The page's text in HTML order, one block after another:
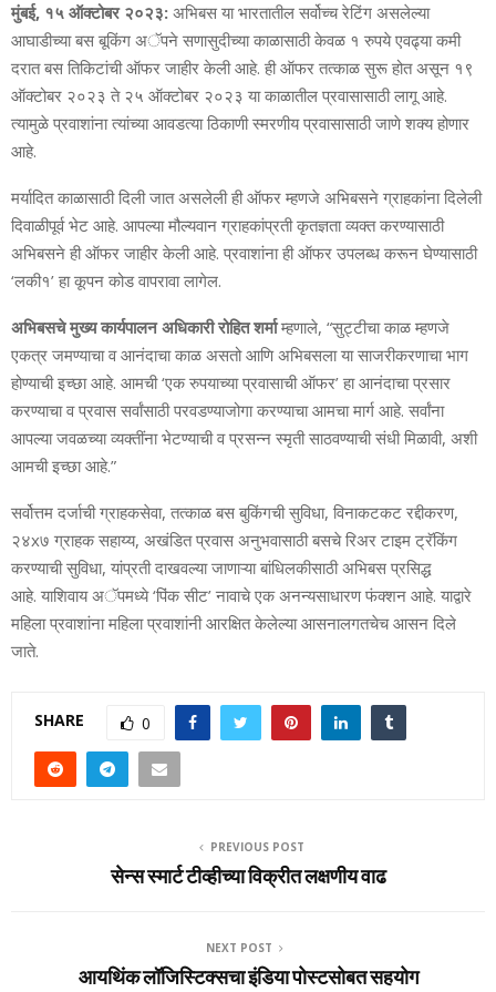
मुंबई, १५ ऑक्टोबर २०२३: अभिबस या भारतातील सर्वोच्च रेटिंग असलेल्या
आघाडीच्या बस बूकिंग अॅपने सणासुदीच्या काळासाठी केवळ १ रुपये एवढ्या कमी
दरात बस तिकिटांची ऑफर जाहीर केली आहे. ही ऑफर तत्काळ सुरू होत असून १९
ऑक्टोबर २०२३ ते २५ ऑक्टोबर २०२३ या काळातील प्रवासासाठी लागू आहे.
त्यामुळे प्रवाशांना त्यांच्या आवडत्या ठिकाणी स्मरणीय प्रवासासाठी जाणे शक्य होणार
आहे.
मर्यादित काळासाठी दिली जात असलेली ही ऑफर म्हणजे अभिबसने ग्राहकांना दिलेली
दिवाळीपूर्व भेट आहे. आपल्या मौल्यवान ग्राहकांप्रती कृतज्ञता व्यक्त करण्यासाठी
अभिबसने ही ऑफर जाहीर केली आहे. प्रवाशांना ही ऑफर उपलब्ध करून घेण्यासाठी
‘लकी१’ हा कूपन कोड वापरावा लागेल.
अभिबसचे मुख्य कार्यपालन अधिकारी रोहित शर्माम्हणाले, “सुट्टीचा काळ म्हणजे
एकत्र जमण्याचा व आनंदाचा काळ असतो आणि अभिबसला या साजरीकरणाचा भाग
होण्याची इच्छा आहे. आमची ‘एक रुपयाच्‍या प्रवासाची ऑफर’ हा आनंदाचा प्रसार
करण्याचा व प्रवास सर्वांसाठी परवडण्याजोगा करण्याचा आमचा मार्ग आहे. सर्वांना
आपल्या जवळच्या व्यक्तींना भेटण्याची व प्रसन्न स्मृती साठवण्याची संधी मिळावी, अशी
आमची इच्छा आहे.”
सर्वोत्तम दर्जाची ग्राहकसेवा, तत्काळ बस बुकिंगची सुविधा, विनाकटकट रद्दीकरण,
२४x७ ग्राहक सहाय्य, अखंडित प्रवास अनुभवासाठी बसचे रिअर टाइम ट्रॅकिंग
करण्याची सुविधा, यांप्रती दाखवल्या जाणाऱ्या बांधिलकीसाठी अभिबस प्रसिद्ध
आहे. याशिवाय अॅपमध्ये ‘पिंक सीट’ नावाचे एक अनन्यसाधारण फंक्शन आहे. याद्वारे
महिला प्रवाशांना महिला प्रवाशांनी आरक्षित केलेल्या आसनालगतचेच आसन दिले
जाते.
SHARE 0
PREVIOUS POST
सेन्‍स स्‍मार्ट टीव्‍हीच्या विक्रीत लक्षणीय वाढ
NEXT POST
आयथिंक लॉजिस्टिक्सचा इंडिया पोस्टसोबत सहयोग